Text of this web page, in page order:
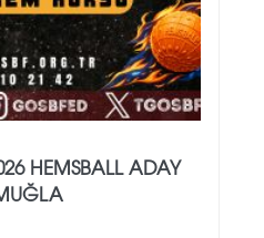
HEMSBALL ADAY